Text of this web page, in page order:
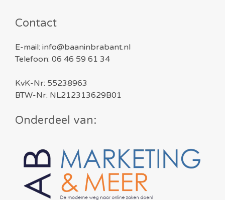
Contact
E-mail: info@baaninbrabant.nl
Telefoon: 06 46 59 61 34
KvK-Nr: 55238963
BTW-Nr: NL212313629B01
Onderdeel van: